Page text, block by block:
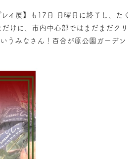
イ展】も17日 日曜日に終了し、たく
けに、市内中心部ではまだまだクリ
うみなさん！百合が原公園ガーデン